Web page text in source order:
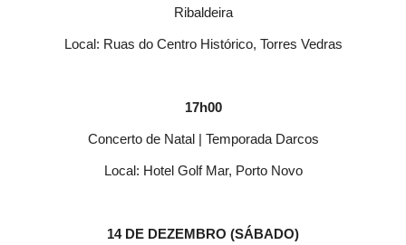
Ribaldeira
Local: Ruas do Centro Histórico, Torres Vedras
17h00
Concerto de Natal | Temporada Darcos
Local: Hotel Golf Mar, Porto Novo
14 DE DEZEMBRO (SÁBADO)